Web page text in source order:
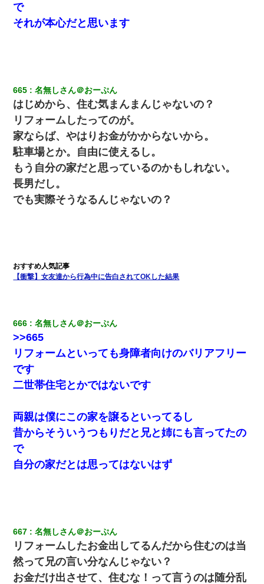
200万を貸したコウトから、追加で400万の申し込み、私「無理。
嫁が涙声で『会いたいね』とか言っているのが聞こえた。俺「こ
んな時間に誰と電話してんの？」嫁「ごめんなさい…！（大号
泣」俺（キターー）→
この母親は娘の黒歴史を掘り出さないと死ぬんか？ 死ぬんか？
我が家のガレージに見知らぬ車。俺「もしもし、玄関にもシャッ
ターリモコンあるだろ？DOWNのボタン押してｗ」→ 待つこと１
時間弱・・・
彼女(美人女医)にネックレスをプレゼント。「こんな安物を渡すく
[緊急]ベロベロの女に声をかけて行為してきた結果
彼女にプロポーズしてOK貰った俺、告げられた結婚条件にブチ切
れて無事婚約破棄・・・
ケーキバイキングにいた単独の50くらいのオッサン、強烈だっ
【衝撃】ヤンキー女に「サせて」って言った結果
上司「何なの、この書類！！」私「あの‥」上司「今は私が話し
てるの！」私「ですから」上司「黙って聞きなさい！」私「それ
旦那の元嫁「離婚したとはいえ、私が本来の妻。許可なく結婚す
るなんてどういう神経してるの？離婚届を記入して持って来い」
→笑いが止まらなくなり・・・
で
それが本心だと思います
665 名無しさん＠おーぷん
はじめから、住む気まんまんじゃないの？
リフォームしたってのが。
家ならば、やはりお金がかからないから。
駐車場とか。自由に使えるし。
もう自分の家だと思っているのかもしれない。
長男だし。
でも実際そうなるんじゃないの？
【衝撃】女友達から行為中に告白されてOKした結果
666 名無しさん＠おーぷん
>>665
リフォームといっても身障者向けのバリアフリー
です
二世帯住宅とかではないです
両親は僕にこの家を譲るといってるし
昔からそういうつもりだと兄と姉にも言ってたの
で
自分の家だとは思ってはないはず
667 名無しさん＠おーぷん
リフォームしたお金出してるんだから住むのは当
然って兄の言い分なんじゃない？
お金だけ出させて、住むな！って言うのは随分乱